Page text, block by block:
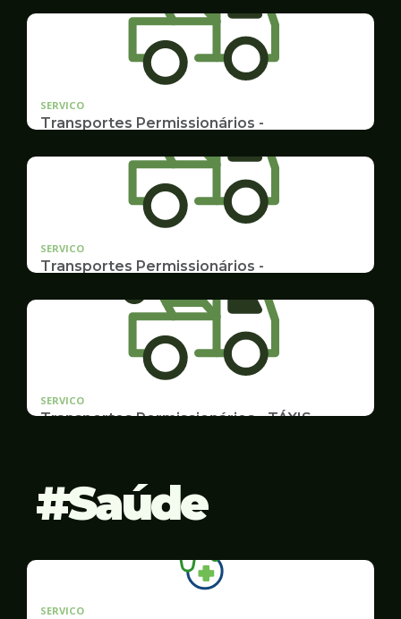
SERVICO
Transportes Permissionários -
Documentação, Requerimento e Transferência
SERVICO
Transportes Permissionários -
Documentação, Requerimento
SERVICO
Transportes Permissionários - TÁXIS
Saúde
SERVICO